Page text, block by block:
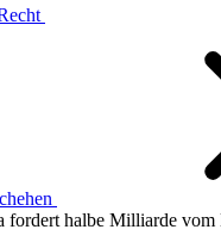
fordert halbe Milliarde vom